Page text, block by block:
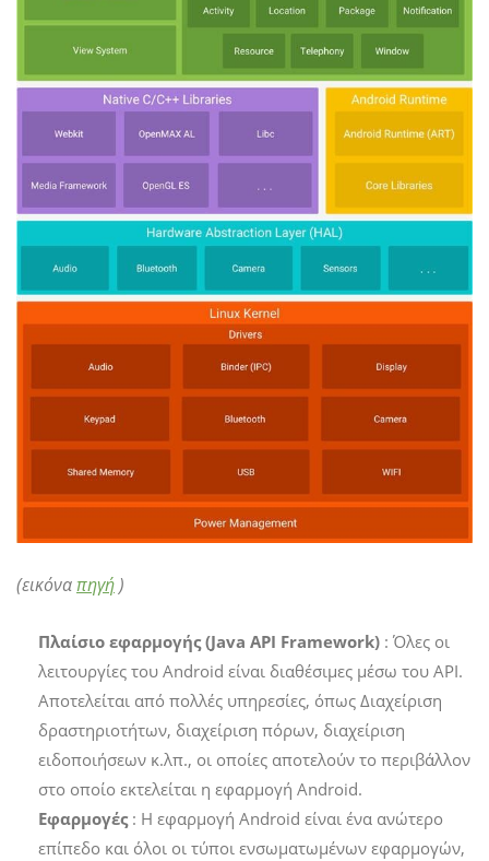
(εικόναπηγή)
Πλαίσιο εφαρμογής (Java API Framework) : Όλες οι
λειτουργίες του Android είναι διαθέσιμες μέσω του API.
Αποτελείται από πολλές υπηρεσίες, όπως Διαχείριση
δραστηριοτήτων, διαχείριση πόρων, διαχείριση
ειδοποιήσεων κ.λπ., οι οποίες αποτελούν το περιβάλλον
στο οποίο εκτελείται η εφαρμογή Android.
Εφαρμογές: Η εφαρμογή Android είναι ένα ανώτερο
επίπεδο και όλοι οι τύποι ενσωματωμένων εφαρμογών,